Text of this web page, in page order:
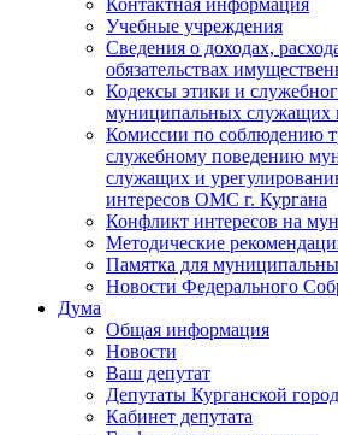
Контактная информация
Учебные учреждения
Сведения о доходах,
обязательствах
Кодексы этики и
муниципальных служащих
Комиссии по соблюдению
служебному поведению
служащих и
интересов ОМС г. Кургана
Конфликт интересов на
Методические
Памятка для
Новости Федерального
Дума
Общая информация
Новости
Ваш депутат
Депутаты Курганской
Кабинет депутата